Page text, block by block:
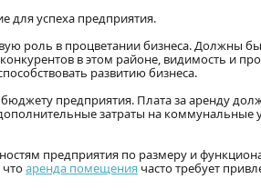
успеха предприятия.
роль в процветании бизнеса. Должны
в этом районе, видимость и
развитию бизнеса.
предприятия. Плата за аренду
затраты на коммунальные
предприятия по размеру и
аренда помещения часто требует